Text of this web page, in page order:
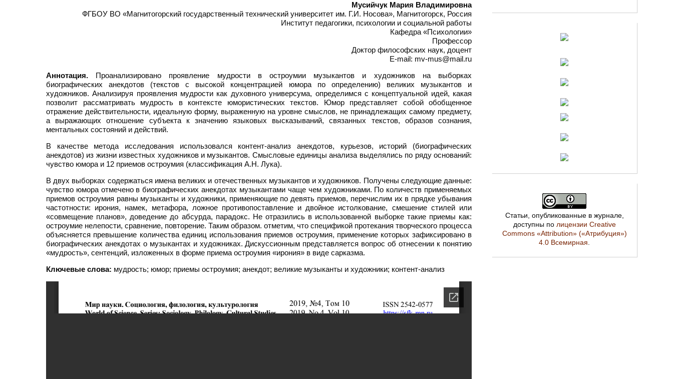
Мусийчук Мария Владимировна
ФГБОУ ВО «Магнитогорский государственный технический университет им. Г.И. Носова», Магнитогорск, Россия
Институт педагогики, психологии и социальной работы
Кафедра «Психологии»
Профессор
Доктор философских наук, доцент
E-mail: mv-mus@mail.ru
Аннотация. Проанализировано проявление мудрости в остроумии музыкантов и художников на выборках
биографических анекдотов (текстов с высокой концентрацией юмора по определению) великих музыкантов и
художников. Анализируя проявления мудрости как духовного универсума, определимся с концептуальной идей, какая
позволит рассматривать мудрость в контексте юмористических текстов. Юмор представляет собой обобщенное
отражение действительности, идеальную форму, выраженную на уровне смыслов, не принадлежащих самому предмету,
а выражающих отношение субъекта к значению языковых высказываний, связанных текстов, образов сознания,
ментальных состояний и действий.
В качестве метода исследования использовался контент-анализ анекдотов, курьезов, историй (биографических
анекдотов) из жизни известных художников и музыкантов. Смысловые единицы анализа выделялись по ряду оснований:
чувство юмора и 12 приемов остроумия (классификация А.Н. Лука).
В двух выборках содержаться имена великих и отечественных музыкантов и художников. Получены следующие данные:
чувство юмора отмечено в биографических анекдотах музыкантами чаще чем художниками. По количеств применяемых
приемов остроумия равны музыканты и художники, применяющие по девять приемов, перечислим их в прядке убывания
частотности: ирония, намек, метафора, ложное противопоставление и двойное истолкование, смешение стилей или
«совмещение планов», доведение до абсурда, парадокс. Не отразились в использованной выборке такие приемы как:
остроумие нелепости, сравнение, повторение. Таким образом. отметим, что спецификой протекания творческого процесса
объясняется превышение количества единиц использования приемов остроумия, применение которых зафиксировано в
биографических анекдотах о музыкантах и художниках. Дискуссионным представляется вопрос об отнесении к понятию
«мудрость», сентенций, изложенных в форме приема остроумия «ирония» в виде сарказма.
Ключевые слова: мудрость; юмор; приемы остроумия; анекдот; великие музыканты и художники; контент-анализ
Статьи, опубликованные в журнале,
доступны по лицензии Creative
Commons «Attribution» («Атрибуция»)
4.0 Всемирная